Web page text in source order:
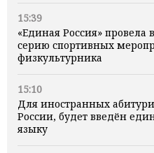
15:39
«Единая Россия» провела
серию спортивных
физкультурника
15:10
Для иностранных
России, будет введён
языку